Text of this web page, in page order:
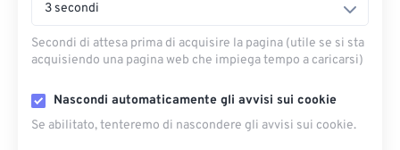
3 secondi
Secondi di attesa prima di acquisire la pagina (utile se si sta
acquisiendo una pagina web che impiega tempo a caricarsi)
Nascondi automaticamente gli avvisi sui cookie
Se abilitato, tenteremo di nascondere gli avvisi sui cookie.